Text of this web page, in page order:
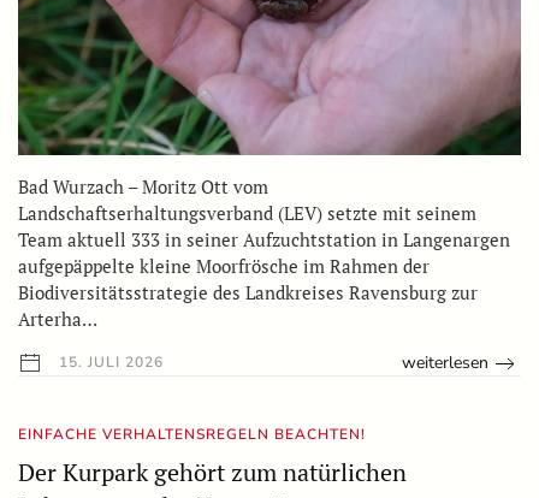
Bad Wurzach – Moritz Ott vom
Landschaftserhaltungsverband (LEV) setzte mit seinem
Team aktuell 333 in seiner Aufzuchtstation in Langenargen
aufgepäppelte kleine Moorfrösche im Rahmen der
Biodiversitätsstrategie des Landkreises Ravensburg zur
Arterha…
15. JULI 2026 weiterlesen
EINFACHE VERHALTENSREGELN BEACHTEN!
Der Kurpark gehört zum natürlichen